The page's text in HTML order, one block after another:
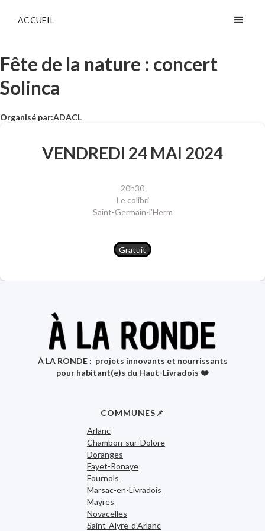
ACCUEIL
Fête de la nature : concert
Solinca
Organisé par:ADACL
VENDREDI 24 MAI 2024
20h30
Le colibri
Saint-Germain-l'Herm
Gratuit
COMMUNES📌
Arlanc
Chambon-sur-Dolore
Doranges
Fayet-Ronaye
Fournols
Marsac-en-Livradois
Mayres
Novacelles
Saint-Alyre-d'Arlanc
À LA RONDE : projets innovants et nourrissants
pour habitant(e)s du Haut-Livradois ❤️